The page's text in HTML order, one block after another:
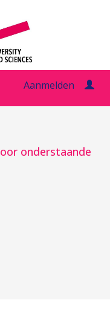
Aanmelden
onderstaande